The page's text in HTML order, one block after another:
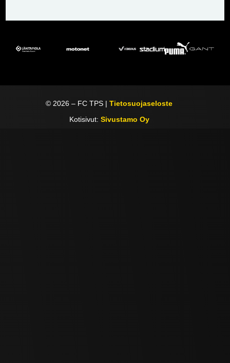
©2026 – FC TPS |Tietosuojaseloste
Kotisivut: Sivustamo Oy